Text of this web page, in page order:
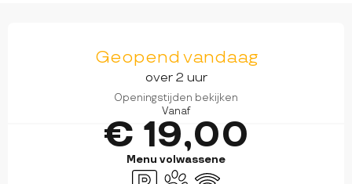
Geopend vandaag
over 2 uur
Openingstijden bekijken
Vanaf
€ 19,00
Menu volwassene
Parkeerplaats
Dieren toegelaten
Wifi